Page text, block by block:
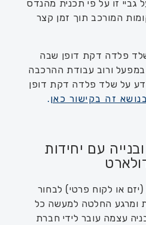
גביי זו על פי תכנית מהנדס
בניין בגובה עד 8 קומות המורכב תוך זמן קצר
פלדה דקת דופן שבה
ורוב עבודת ההרכבה
על שלד פלדה דקת דופן
.
עם יחידות
או לקוח פרטי) לבחור
ומרגע החלטה למעשה כל
עצמה עובר לידי חברת